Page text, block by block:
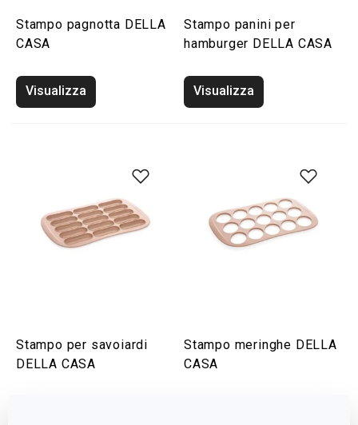
Stampo pagnotta DELLA
CASA
Visualizza
Stampo panini per
hamburger DELLA CASA
Visualizza
Stampo per savoiardi
DELLA CASA
Stampo meringhe DELLA
CASA